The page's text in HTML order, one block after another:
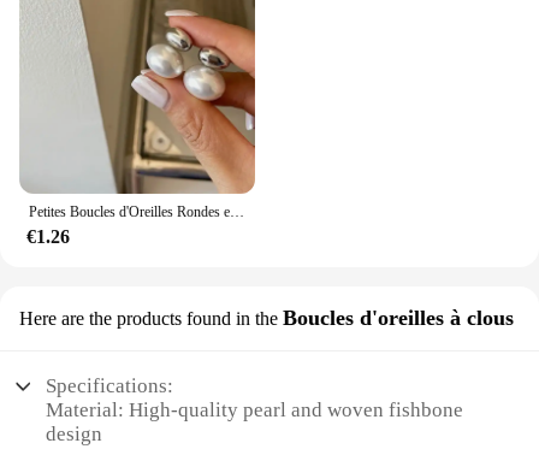
Petites Boucles d'Oreilles Rondes en Acier Inoxydable Plaqué Or et Platine, Bijoux de Lieu 216.239., 03
€1.26
Here are the products found in the Boucles d'oreilles à clous
Specifications:
Material: High-quality pearl and woven fishbone
design